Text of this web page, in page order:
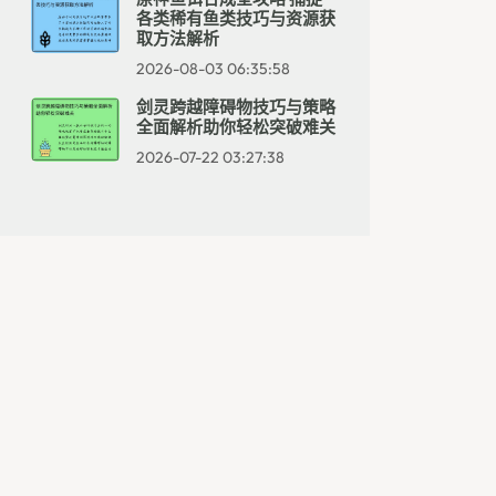
各类稀有鱼类技巧与资源获
取方法解析
2026-08-03 06:35:58
剑灵跨越障碍物技巧与策略
全面解析助你轻松突破难关
2026-07-22 03:27:38